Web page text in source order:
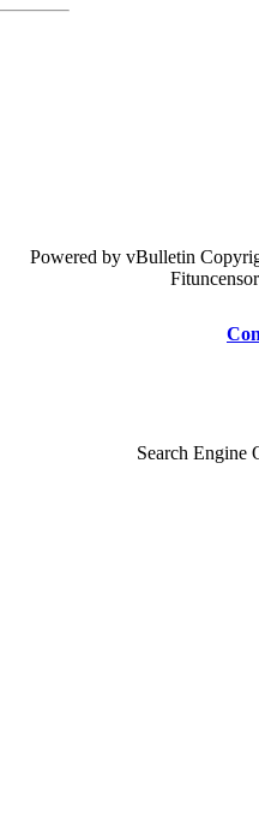
Powered by vBulletin
Search Engine